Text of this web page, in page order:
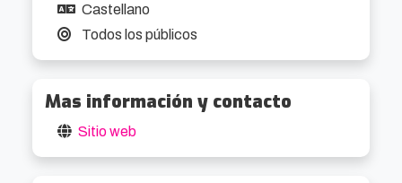
Castellano
Todos los públicos
Mas información y contacto
Sitio web